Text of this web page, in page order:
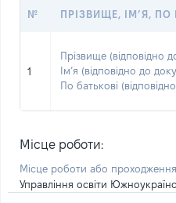
№ ПРІЗВИЩЕ, ІМ’Я, ПО
1
Прізвище (відповідно
Ім’я (відповідно до
По батькові
Місце роботи:
Місце роботи або
Управління освіти